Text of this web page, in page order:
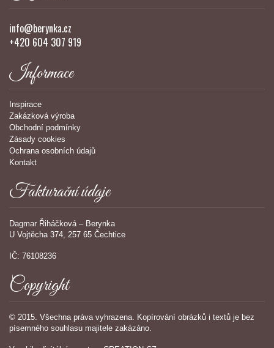
info@berynka.cz
+420 604 307 919
Informace
Inspirace
Zakázková výroba
Obchodní podmínky
Zásady cookies
Ochrana osobních údajů
Kontakt
Fakturační údaje
Dagmar Řiháčková – Berynka
U Vojtěcha 374, 257 65 Čechtice
IČ: 76108236
Copyright
© 2015. Všechna práva vyhrazena. Kopírování obrázků i textů je bez
písemného souhlasu majitele zakázáno.